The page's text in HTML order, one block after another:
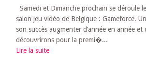
Samedi et Dimanche prochain se déroule
salon jeu vidéo de Belgique : Gameforce.
son succès augmenter d’année en année et
découvrirons pour la premi�...
Lire la suite